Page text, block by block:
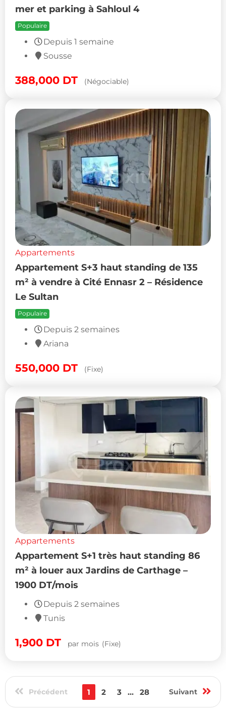
mer et parking à Sahloul 4
Populaire
Depuis 1 semaine
Sousse
388,000 DT (Négociable)
Appartements
Appartement S+3 haut standing de 135
m² à vendre à Cité Ennasr 2 – Résidence
Le Sultan
Populaire
Depuis 2 semaines
Ariana
550,000 DT (Fixe)
Appartements
Appartement S+1 très haut standing 86
m² à louer aux Jardins de Carthage –
1900 DT/mois
Depuis 2 semaines
Tunis
1,900 DT par mois (Fixe)
Précédent 1 2 3 ... 28 Suivant